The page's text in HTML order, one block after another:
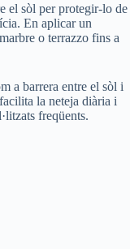
el sòl per protegir-lo de
En aplicar un
o terrazzo fins a
a barrera entre el sòl i
la neteja diària i
freqüents.